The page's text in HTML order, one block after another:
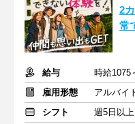
2
常
給与
時給1075
雇用形態
アルバイ
シフト
週5日以